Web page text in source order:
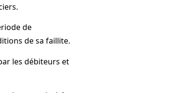
de
de sa faillite.
les débiteurs et